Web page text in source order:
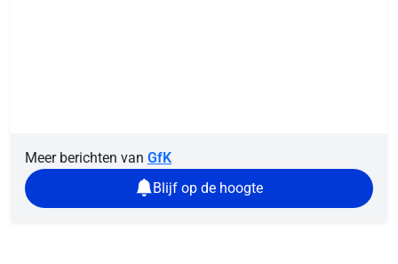
Meer berichten van GfK
Blijf op de hoogte